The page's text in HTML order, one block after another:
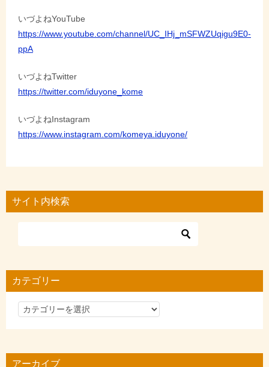
いづよねYouTube
https://www.youtube.com/channel/UC_IHj_mSFWZUqigu9E0-
ppA
いづよねTwitter
https://twitter.com/iduyone_kome
いづよねInstagram
https://www.instagram.com/komeya.iduyone/
サイト内検索
カテゴリー
カ
リ
アーカイブ